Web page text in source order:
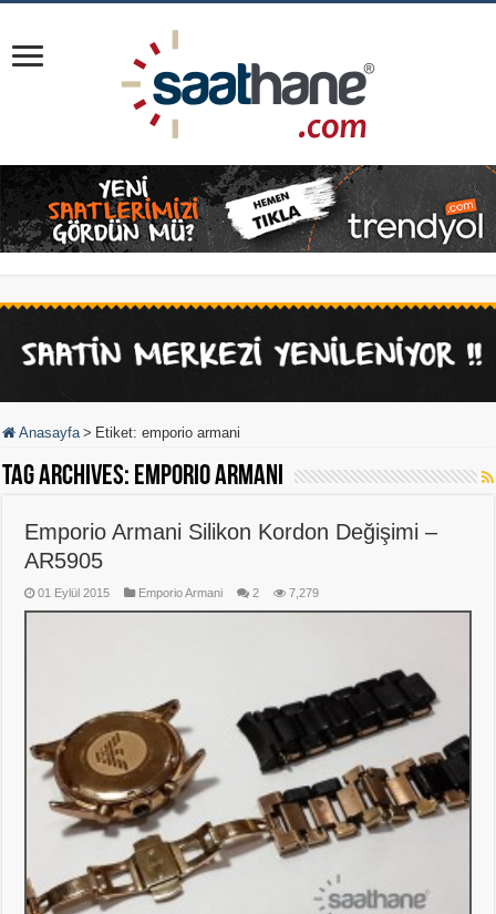
Anasayfa > Etiket:emporio armani
Tag Archives: emporio armani
Emporio Armani Silikon Kordon Değişimi –
AR5905
01 Eylül 2015 Emporio Armani 2 7,279